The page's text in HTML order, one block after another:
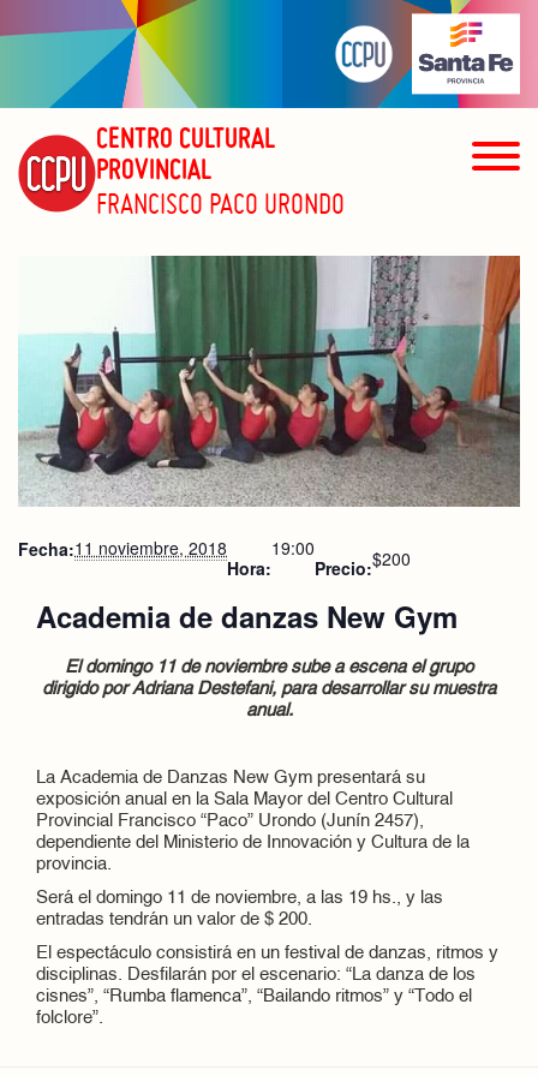
CENTRO CULTURAL
PROVINCIAL
FRANCISCO PACO URONDO
Fecha:11 noviembre, 2018
Hora:
19:00
Precio:$200
Academia de danzas New Gym
El domingo 11 de noviembre sube a escena el grupo
dirigido por Adriana Destefani, para desarrollar su muestra
anual.
La Academia de Danzas New Gym presentará su
exposición anual en la Sala Mayor del Centro Cultural
Provincial Francisco “Paco” Urondo (Junín 2457),
dependiente del Ministerio de Innovación y Cultura de la
provincia.
Será el domingo 11 de noviembre, a las 19 hs., y las
entradas tendrán un valor de $ 200.
El espectáculo consistirá en un festival de danzas, ritmos y
disciplinas. Desfilarán por el escenario: “La danza de los
cisnes”, “Rumba flamenca”, “Bailando ritmos” y “Todo el
folclore”.